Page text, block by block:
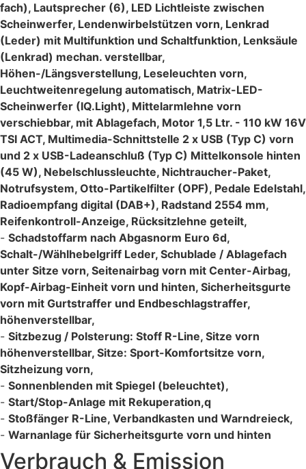
fach), Lautsprecher (6), LED Lichtleiste zwischen
Scheinwerfer, Lendenwirbelstützen vorn, Lenkrad
(Leder) mit Multifunktion und Schaltfunktion, Lenksäule
(Lenkrad) mechan. verstellbar,
Höhen-/Längsverstellung, Leseleuchten vorn,
Leuchtweitenregelung automatisch, Matrix-LED-
Scheinwerfer (IQ.Light), Mittelarmlehne vorn
verschiebbar, mit Ablagefach, Motor 1,5 Ltr. - 110 kW 16V
TSI ACT, Multimedia-Schnittstelle 2 x USB (Typ C) vorn
und 2 x USB-Ladeanschluß (Typ C) Mittelkonsole hinten
(45 W), Nebelschlussleuchte, Nichtraucher-Paket,
Notrufsystem, Otto-Partikelfilter (OPF), Pedale Edelstahl,
Radioempfang digital (DAB+), Radstand 2554 mm,
Reifenkontroll-Anzeige, Rücksitzlehne geteilt,
- Schadstoffarm nach Abgasnorm Euro 6d,
Schalt-/Wählhebelgriff Leder, Schublade / Ablagefach
unter Sitze vorn, Seitenairbag vorn mit Center-Airbag,
Kopf-Airbag-Einheit vorn und hinten, Sicherheitsgurte
vorn mit Gurtstraffer und Endbeschlagstraffer,
höhenverstellbar,
- Sitzbezug / Polsterung: Stoff R-Line, Sitze vorn
höhenverstellbar, Sitze: Sport-Komfortsitze vorn,
Sitzheizung vorn,
- Sonnenblenden mit Spiegel (beleuchtet),
- Start/Stop-Anlage mit Rekuperation,q
- Stoßfänger R-Line, Verbandkasten und Warndreieck,
- Warnanlage für Sicherheitsgurte vorn und hinten
Verbrauch & Emission